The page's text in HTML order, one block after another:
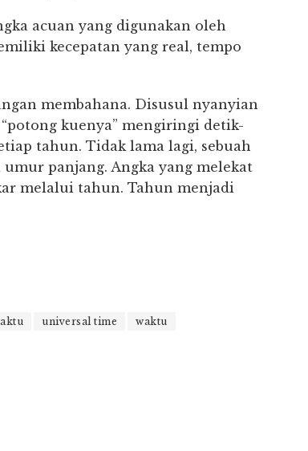
acuan yang digunakan oleh
kecepatan yang real, tempo
membahana. Disusul nyanyian
kuenya” mengiringi detik-
tahun. Tidak lama lagi, sebuah
panjang. Angka yang melekat
melalui tahun. Tahun menjadi
universal time waktu